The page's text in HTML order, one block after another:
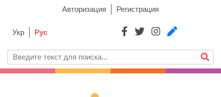
Авторизация Регистрация
Укр Рус